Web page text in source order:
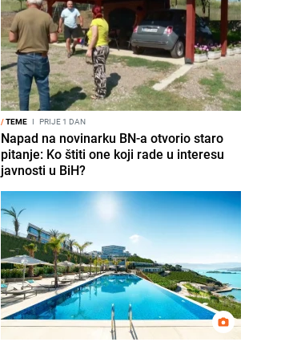
/TEME I PRIJE 1 DAN
Napad na novinarku BN-a otvorio staro
pitanje: Ko štiti one koji rade u interesu
javnosti u BiH?